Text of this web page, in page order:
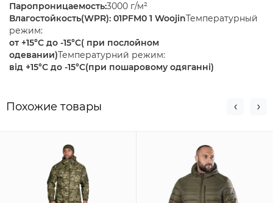
Паропроницаемость:3000 г/м²
Влагостойкость(WPR): 01PFM0 1 WoojinТемпературный
режим:
от +15°C до -15°C( при послойном
одевании)Температурний режим:
від +15°C до -15°C(при пошаровому одяганні)
Похожие товары